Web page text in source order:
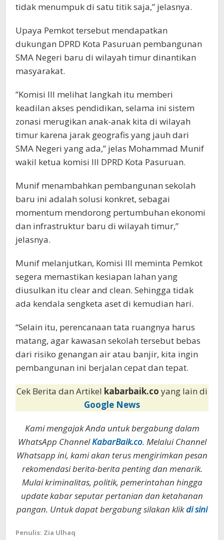
tidak menumpuk di satu titik saja,” jelasnya.
Upaya Pemkot tersebut mendapatkan
dukungan DPRD Kota Pasuruan pembangunan
SMA Negeri baru di wilayah timur dinantikan
masyarakat.
​”Komisi III melihat langkah itu memberi
keadilan akses pendidikan, selama ini sistem
zonasi merugikan anak-anak kita di wilayah
timur karena jarak geografis yang jauh dari
SMA Negeri yang ada,” jelas Mohammad Munif
wakil ketua komisi lll DPRD Kota Pasuruan.
Munif menambahkan pembangunan sekolah
baru ini adalah solusi konkret, sebagai
momentum mendorong pertumbuhan ekonomi
dan infrastruktur baru di wilayah timur,”
jelasnya.
Munif melanjutkan, Komisi III meminta Pemkot
segera memastikan kesiapan lahan yang
diusulkan itu clear and clean. Sehingga tidak
ada kendala sengketa aset di kemudian hari.
“Selain itu, perencanaan tata ruangnya harus
matang, agar kawasan sekolah tersebut bebas
dari risiko genangan air atau banjir, kita ingin
pembangunan ini berjalan cepat dan tepat.
Cek Berita dan Artikel kabarbaik.co yang lain di
Google News
Kami mengajak Anda untuk bergabung dalam
WhatsApp ChannelKabarBaik.co. Melalui Channel
Whatsapp ini, kami akan terus mengirimkan pesan
rekomendasi berita-berita penting dan menarik.
Mulai kriminalitas, politik, pemerintahan hingga
update kabar seputar pertanian dan ketahanan
pangan. Untuk dapat bergabung silakan klikdi sini
Penulis: Zia Ulhaq